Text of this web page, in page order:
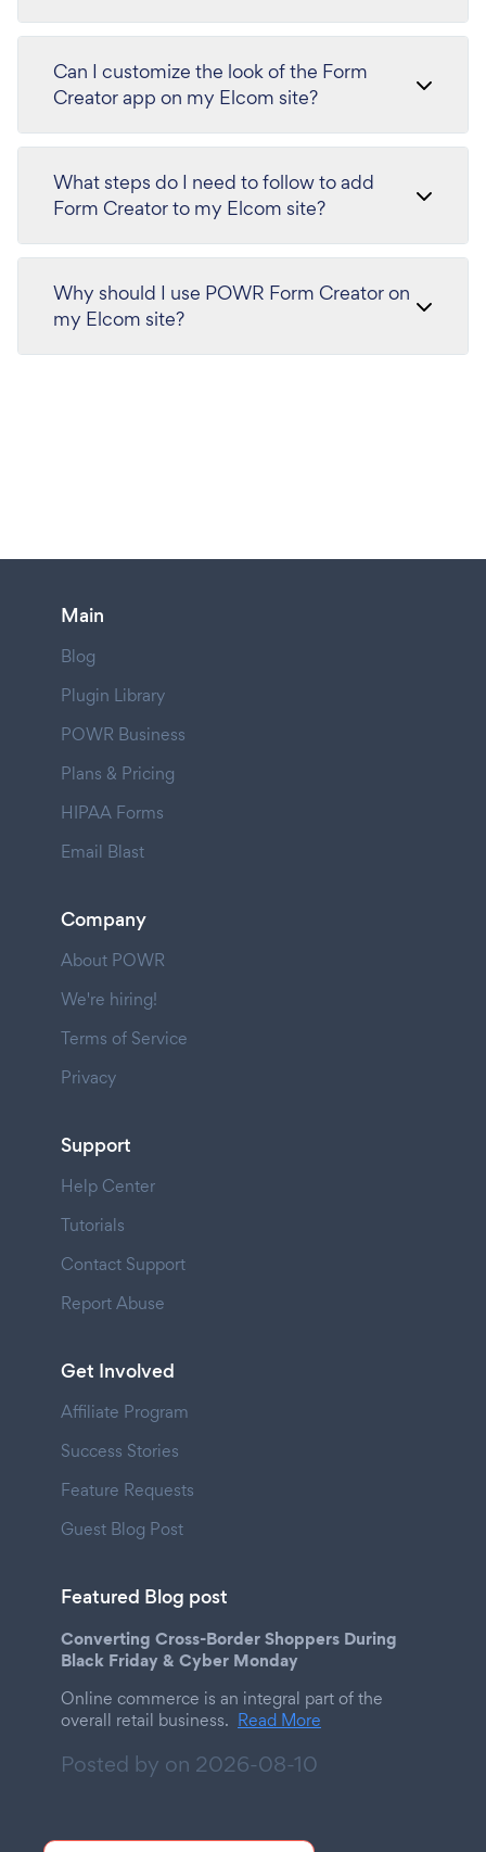
Can I customize the look of the Form
Creator app on my Elcom site?
What steps do I need to follow to add
Form Creator to my Elcom site?
Why should I use POWR Form Creator on
my Elcom site?
Main
Blog
Plugin Library
POWR Business
Plans & Pricing
HIPAA Forms
Email Blast
Company
About POWR
We're hiring!
Terms of Service
Privacy
Support
Help Center
Tutorials
Contact Support
Report Abuse
Get Involved
Affiliate Program
Success Stories
Feature Requests
Guest Blog Post
Featured Blog post
Converting Cross-Border Shoppers During
Black Friday & Cyber Monday
Online commerce is an integral part of the
overall retail business. Read More
Posted by on 2026-08-10